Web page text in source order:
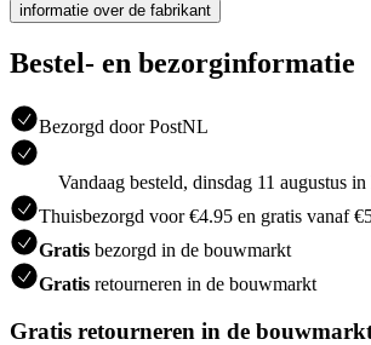
informatie over de fabrikant
Bestel- en bezorginformatie
Bezorgd door PostNL
Vandaag besteld, dinsdag 11 augustus in
Thuisbezorgd voor €4.95 en gratis vanaf
Gratis bezorgd in de bouwmarkt
Gratis retourneren in de bouwmarkt
Gratis retourneren in de